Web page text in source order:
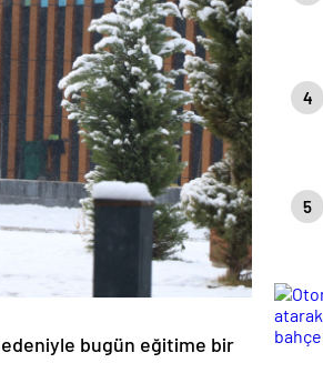
bugün eğitime bir
4
5